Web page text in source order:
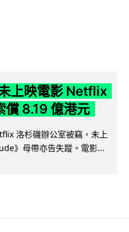
上映電影 Netflix
償 8.19 億港元
洛杉磯辦公室被竊，未上
》母帶亦告失蹤。電影...